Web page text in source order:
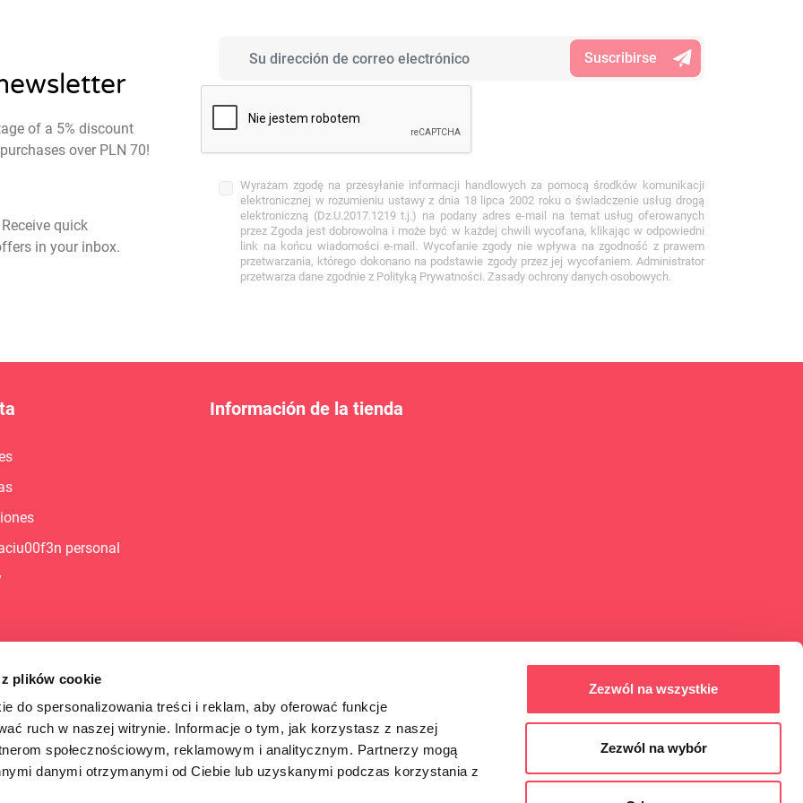
plików cookie
do spersonalizowania treści i reklam, aby oferować funkcje
ruch w naszej witrynie. Informacje o tym, jak korzystasz z naszej
społecznościowym, reklamowym i analitycznym. Partnerzy mogą
danymi otrzymanymi od Ciebie lub uzyskanymi podczas korzystania z
Zezwól na wszystkie
Zezwól na wybór
(1)
(1)
of a 5% discount
over PLN 70!
quick
in your inbox.
Wyrażam zgodę na przesyłanie informacji handlowych za pomocą środków komunikacji
elektronicznej w rozumieniu ustawy z dnia 18 lipca 2002 roku o świadczenie usług drogą
elektroniczną (Dz.U.2017.1219 t.j.) na podany adres e-mail na temat usług oferowanych
przez Zgoda jest dobrowolna i może być w każdej chwili wycofana, klikając w odpowiedni
link na końcu wiadomości e-mail. Wycofanie zgody nie wpływa na zgodność z prawem
przetwarzania, którego dokonano na podstawie zgody przez jej wycofaniem. Administrator
przetwarza dane zgodnie z Polityką Prywatności. Zasady ochrony danych osobowych.
personal
Información de la tienda